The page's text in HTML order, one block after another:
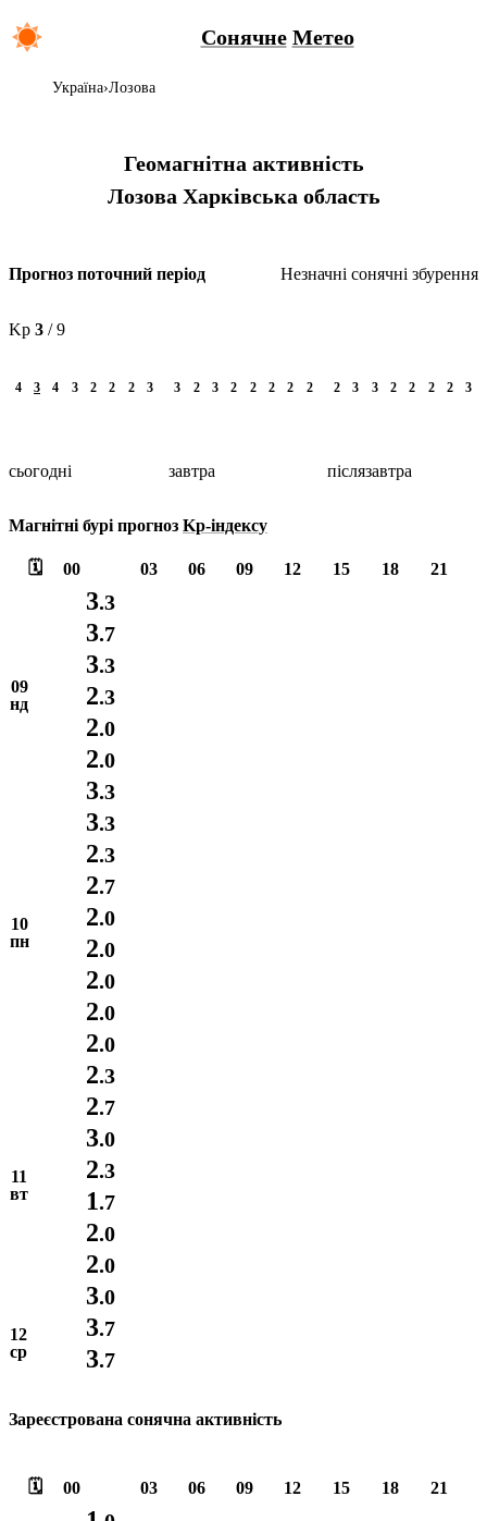
Сонячне Метео
Україна Лозова
Геомагнітна активність
Лозова Харківська область
Прогноз поточний період Незначні сонячні збурення
Kp 3 / 9
4 3 4 3 2 2 2 3 3 2 3 2 2 2 2 2 2 3 3 2 2 2 2 3
сьогодні завтра післязавтра
Магнітні бурі прогноз Kp-індексу
🗓️ 00 03 06 09 12 15 18 21
09
нд
3.3
3.7
3.3
2.3
2.0
2.0
3.3
10
пн
3.3
2.3
2.7
2.0
2.0
2.0
2.0
2.0
11
вт
2.3
2.7
3.0
2.3
1.7
2.0
2.0
3.0
12
ср
3.7
3.7
Зареєстрована сонячна активність
🗓️ 00 03 06 09 12 15 18 21